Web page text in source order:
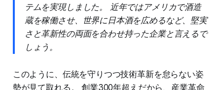
テムを実現しました。 近年ではアメリカで酒造
蔵を稼働させ、世界に日本酒を広めるなど、堅実
さと革新性の両面を合わせ持った企業と言えるで
しょう。
このように、伝統を守りつつ技術革新を怠らない姿
勢が見て取れる。 創業300年超えだから、産業革命